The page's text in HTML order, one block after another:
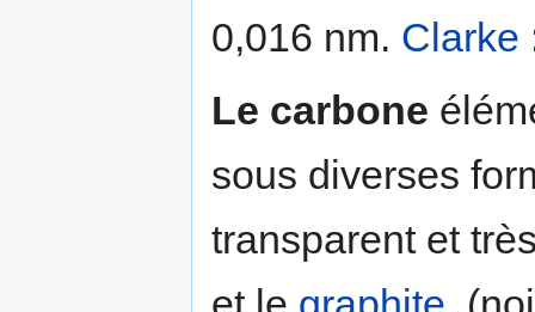
0,016 nm. Clarke
Le carbone
sous diverses
transparent et